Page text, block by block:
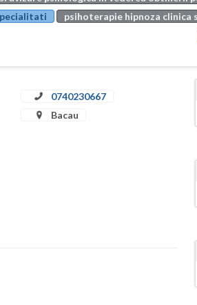
psihoterapie hipnoza clinica
0740230667
Bacau